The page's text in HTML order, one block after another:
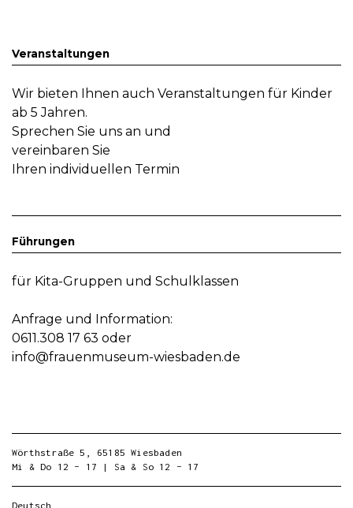
Veranstaltungen
Wir bieten Ihnen auch Veranstaltungen für Kinder
ab 5 Jahren.
Sprechen Sie uns an und
vereinbaren Sie
Ihren individuellen Termin
Führungen
für Kita-Gruppen und Schulklassen
Anfrage und Information:
0611.308 17 63 oder
info@frauenmuseum-wiesbaden.de
Wörthstraße 5, 65185 Wiesbaden
Mi & Do 12 – 17 | Sa & So 12 – 17
Deutsch